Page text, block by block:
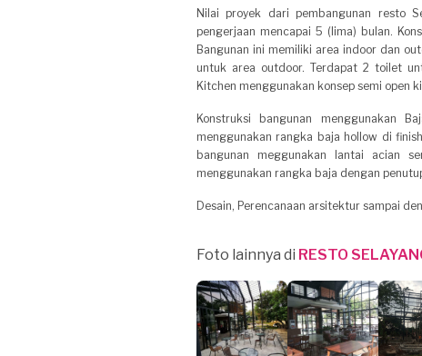
Nilai proyek dari pembangunan resto
pengerjaan mencapai 5 (lima) bulan.
Bangunan ini memiliki area indoor dan
untuk area outdoor. Terdapat 2 toilet
Kitchen menggunakan konsep semi open
Konstruksi bangunan menggunakan
menggunakan rangka baja hollow di
bangunan meggunakan lantai acian
menggunakan rangka baja dengan
Desain, Perencanaan arsitektur sampai
Foto lainnya di RESTO